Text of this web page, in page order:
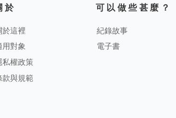
於
於這裡
用對象
私權政策
款與規範
可以做些甚麼？
紀錄故事
電子書